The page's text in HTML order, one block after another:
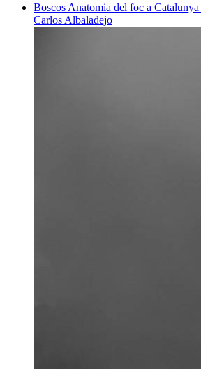
Boscos Anatomia del foc a Catalunya
Carlos Albaladejo